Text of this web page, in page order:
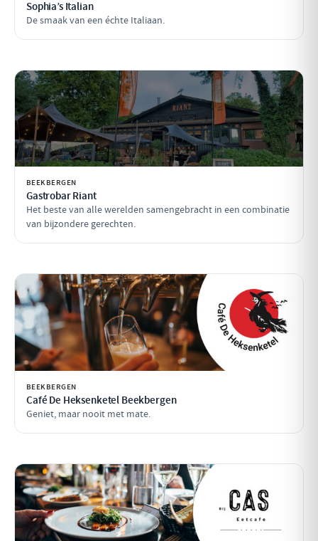
Sophia’s Italian
De smaak van een échte Italiaan.
BEEKBERGEN
Gastrobar Riant
Het beste van alle werelden samengebracht in een combinatie
van bijzondere gerechten.
BEEKBERGEN
Café De Heksenketel Beekbergen
Geniet, maar nooit met mate.